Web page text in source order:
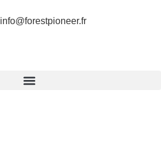
info@forestpioneer.fr